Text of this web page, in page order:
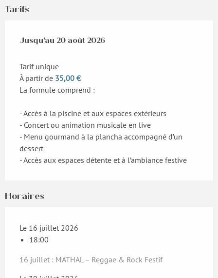
Tarifs
Du16 juillet 2026 au20 août 2026
Jusqu'au 20 août 2026
Tarif unique
À partir de 35,00 €
La formule comprend :
- Accès à la piscine et aux espaces extérieurs
- Concert ou animation musicale en live
- Menu gourmand à la plancha accompagné d’un
dessert
- Accès aux espaces détente et à l’ambiance festive
Horaires
Le 16 juillet 2026
18:00
16 juillet : MATHAL – Reggae & Rock Festif